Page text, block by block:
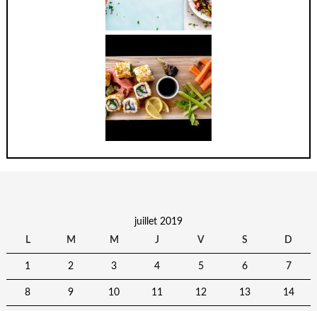
juillet 2019
L
M M J V S D
1 2 3 4 5 6 7
8 9 10 11 12 13 14